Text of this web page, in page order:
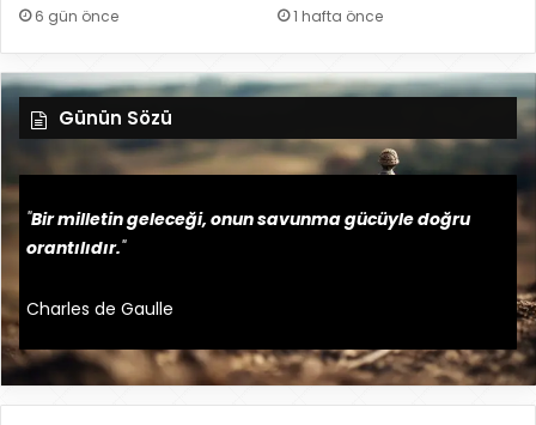
6 gün önce 1 hafta önce
Günün Sözü
"Bir milletin geleceği, onun savunma gücüyle doğru
orantılıdır."
Charles de Gaulle